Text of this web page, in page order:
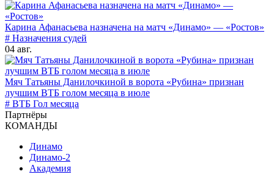
Карина Афанасьева назначена на матч «Динамо» — «Ростов»
# Назначения судей
04 авг.
Мяч Татьяны Данилочкиной в ворота «Рубина» признан
лучшим ВТБ голом месяца в июле
# ВТБ Гол месяца
Партнёры
КОМАНДЫ
Динамо
Динамо-2
Академия